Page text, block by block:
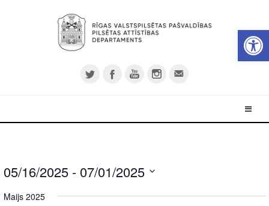
05/16/2025 - 07/01/2025
date.
Maijs 2025